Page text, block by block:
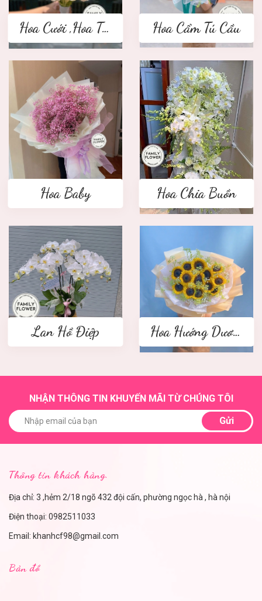
Hoa Cưới ,Hoa Tay Cầm Cô Dâu Hoa Cẩm Tú Cầu
Hoa Baby Hoa Chia Buồn
Lan Hồ Điệp Hoa Hướng Dương
NHẬN THÔNG TIN KHUYẾN MÃI TỪ CHÚNG TÔI
Gửi
Thông tin khách hàng.
Địa chỉ: 3 ,hẻm 2/18 ngõ 432 đội cấn, phường ngọc hà , hà nội
Điện thoại: 0982511033
Email: khanhcf98@gmail.com
Bản đồ